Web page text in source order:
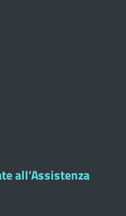
all’Assistenza